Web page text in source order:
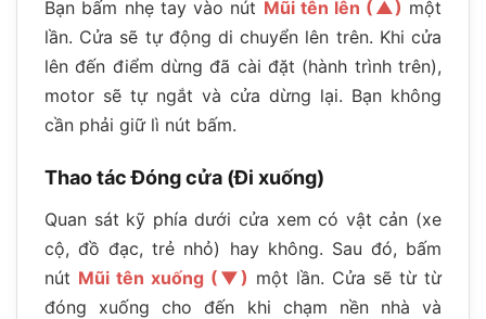
Bạn bấm nhẹ tay vào nút Mũi tên lên (▲) một
lần. Cửa sẽ tự động di chuyển lên trên. Khi cửa
lên đến điểm dừng đã cài đặt (hành trình trên),
motor sẽ tự ngắt và cửa dừng lại. Bạn không
cần phải giữ lì nút bấm.
Thao tác Đóng cửa (Đi xuống)
Quan sát kỹ phía dưới cửa xem có vật cản (xe
cộ, đồ đạc, trẻ nhỏ) hay không. Sau đó, bấm
nút Mũi tên xuống (▼) một lần. Cửa sẽ từ từ
đóng xuống cho đến khi chạm nền nhà và